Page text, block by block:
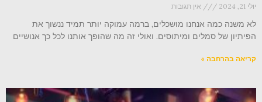
יולי 21, 2024 אין תגובות
לא משנה כמה אנחנו מושכלים, ברמה עמוקה יותר תמיד ננשוך את
הפיתיון של סמלים ומיתוסים. ואולי זה מה שהופך אותנו לכל כך אנושיים
קריאה בהרחבה »